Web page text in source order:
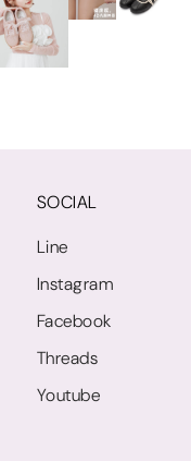
SOCIAL
Line
Instagram
Facebook
Threads
Youtube